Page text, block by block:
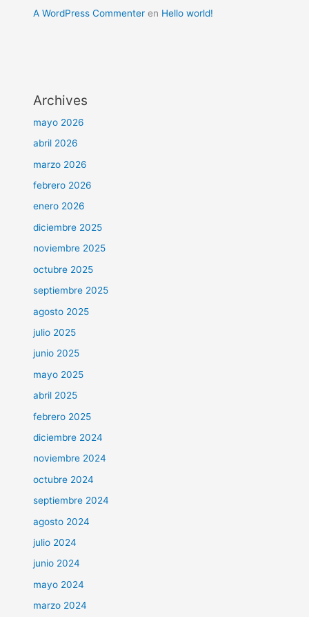
A WordPress Commenter en Hello world!
Archives
mayo 2026
abril 2026
marzo 2026
febrero 2026
enero 2026
diciembre 2025
noviembre 2025
octubre 2025
septiembre 2025
agosto 2025
julio 2025
junio 2025
mayo 2025
abril 2025
febrero 2025
diciembre 2024
noviembre 2024
octubre 2024
septiembre 2024
agosto 2024
julio 2024
junio 2024
mayo 2024
marzo 2024